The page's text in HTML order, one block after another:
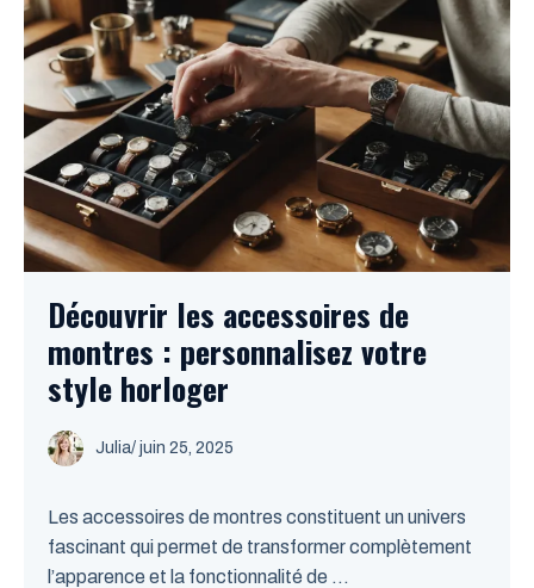
Découvrir les accessoires de
montres : personnalisez votre
style horloger
Julia/ juin 25, 2025
Les accessoires de montres constituent un univers
fascinant qui permet de transformer complètement
l’apparence et la fonctionnalité de ...